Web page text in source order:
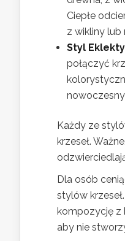
Ciepłe
z wikliny lub
Styl
połączyć
Każdy ze
krzeseł.
Dla osób
stylów
kompozycję z
aby nie